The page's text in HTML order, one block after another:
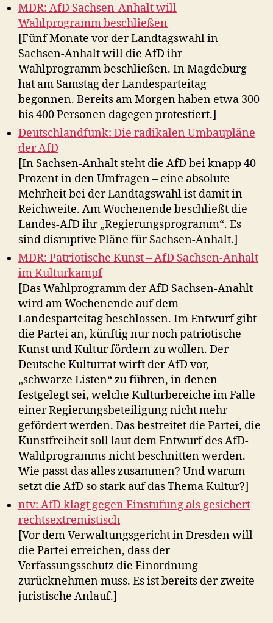
MDR: AfD Sachsen-Anhalt will
Wahlprogramm beschließen
[Fünf Monate vor der Landtagswahl in
Sachsen-Anhalt will die AfD ihr
Wahlprogramm beschließen. In Magdeburg
hat am Samstag der Landesparteitag
begonnen. Bereits am Morgen haben etwa 300
bis 400 Personen dagegen protestiert.]
Deutschlandfunk: Die radikalen Umbaupläne
der AfD
[In Sachsen-Anhalt steht die AfD bei knapp 40
Prozent in den Umfragen – eine absolute
Mehrheit bei der Landtagswahl ist damit in
Reichweite. Am Wochenende beschließt die
Landes-AfD ihr „Regierungsprogramm“. Es
sind disruptive Pläne für Sachsen-Anhalt.]
MDR: Patriotische Kunst – AfD Sachsen-Anhalt
im Kulturkampf
[Das Wahlprogramm der AfD Sachsen-Anahlt
wird am Wochenende auf dem
Landesparteitag beschlossen. Im Entwurf gibt
die Partei an, künftig nur noch patriotische
Kunst und Kultur fördern zu wollen. Der
Deutsche Kulturrat wirft der AfD vor,
„schwarze Listen“ zu führen, in denen
festgelegt sei, welche Kulturbereiche im Falle
einer Regierungsbeteiligung nicht mehr
gefördert werden. Das bestreitet die Partei, die
Kunstfreiheit soll laut dem Entwurf des AfD-
Wahlprogramms nicht beschnitten werden.
Wie passt das alles zusammen? Und warum
setzt die AfD so stark auf das Thema Kultur?]
ntv: AfD klagt gegen Einstufung als gesichert
rechtsextremistisch
[Vor dem Verwaltungsgericht in Dresden will
die Partei erreichen, dass der
Verfassungsschutz die Einordnung
zurücknehmen muss. Es ist bereits der zweite
juristische Anlauf.]